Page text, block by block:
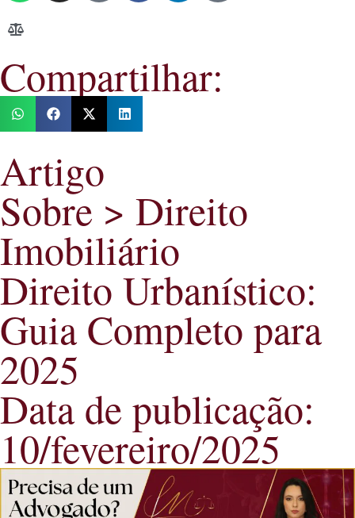
Compartilhar:
Artigo
Sobre > Direito
Imobiliário
Direito Urbanístico:
Guia Completo para
2025
Data de publicação:
10/fevereiro/2025